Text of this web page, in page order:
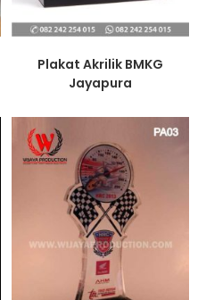
Plakat Akrilik BMKG
Jayapura